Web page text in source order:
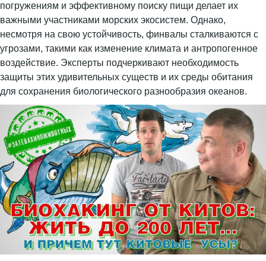
погружениям и эффективному поиску пищи делает их
важными участниками морских экосистем. Однако,
несмотря на свою устойчивость, финвалы сталкиваются с
угрозами, такими как изменение климата и антропогенное
воздействие. Эксперты подчеркивают необходимость
защиты этих удивительных существ и их среды обитания
для сохранения биологического разнообразия океанов.